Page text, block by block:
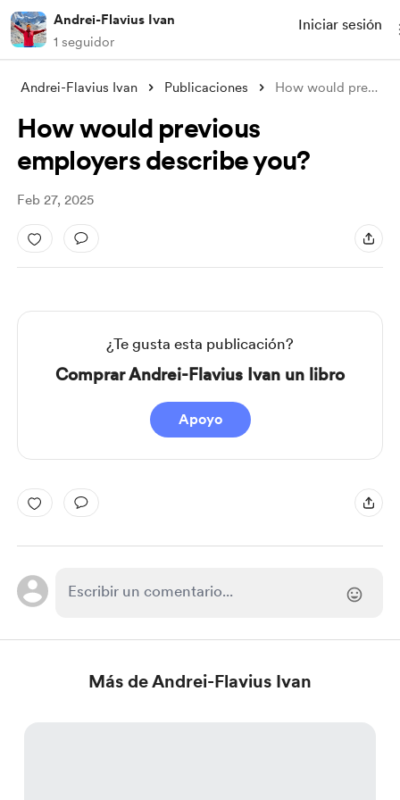
Andrei-Flavius Ivan
1 seguidor
Iniciar sesión
Andrei-Flavius Ivan Publicaciones How would previous employers describe yo
How would previous
employers describe you?
Feb 27, 2025
¿Te gusta esta publicación?
Comprar Andrei-Flavius Ivan un libro
Apoyo
Más de Andrei-Flavius Ivan